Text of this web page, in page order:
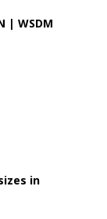
| WSDM
in